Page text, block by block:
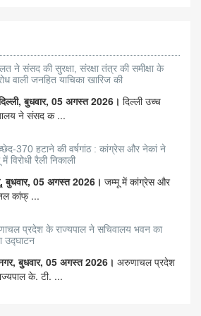
ने संसद की सुरक्षा, संरक्षा तंत्र की समीक्षा के
वाली जनहित याचिका खारिज की
बुधवार, 05 अगस्त 2026। दिल्ली उच्च
ने संसद क ...
370 हटाने की वर्षगांठ : कांग्रेस और नेकां ने
विरोधी रैली निकाली
बुधवार, 05 अगस्त 2026। जम्मू में कांग्रेस और
कांफ् ...
प्रदेश के राज्यपाल ने सचिवालय भवन का
उद्घाटन
बुधवार, 05 अगस्त 2026। अरुणाचल प्रदेश
के. टी. ...